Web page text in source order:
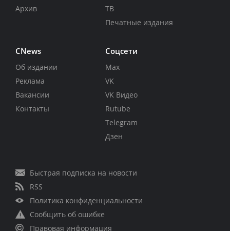
Архив
ТВ
Печатные издания
CNews
Об издании
Реклама
Вакансии
Контакты
Соцсети
Max
VK
VK Видео
Rutube
Telegram
Дзен
Быстрая подписка на новости
RSS
Политика конфиденциальности
Сообщить об ошибке
Правовая информация